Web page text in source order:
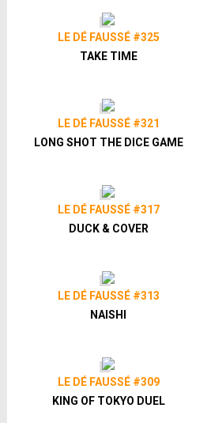
LE DÉ FAUSSÉ #325
TAKE TIME
LE DÉ FAUSSÉ #321
LONG SHOT THE DICE GAME
LE DÉ FAUSSÉ #317
DUCK & COVER
LE DÉ FAUSSÉ #313
NAISHI
LE DÉ FAUSSÉ #309
KING OF TOKYO DUEL